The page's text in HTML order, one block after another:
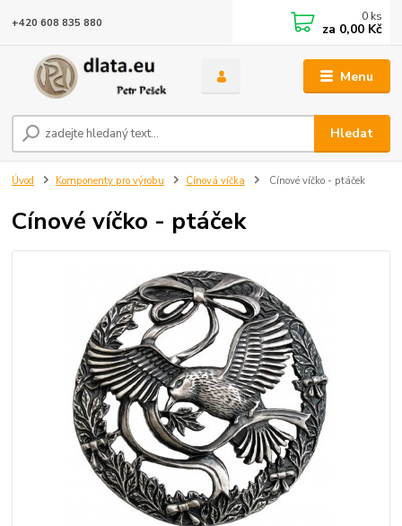
Menu
Hledat
+420 608 835 880 0 ks
za 0,00 Kč
Úvod Komponenty pro výrobu Cínová víčka Cínové víčko - ptáček
Cínové víčko - ptáček